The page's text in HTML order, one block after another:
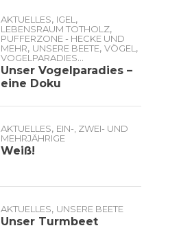
AKTUELLES, IGEL,
LEBENSRAUM TOTHOLZ,
PUFFERZONE - HECKE UND
MEHR, UNSERE BEETE, VÖGEL,
VOGELPARADIES...
Unser Vogelparadies –
eine Doku
AKTUELLES, EIN-, ZWEI- UND
MEHRJÄHRIGE
Weiß!
AKTUELLES, UNSERE BEETE
Unser Turmbeet